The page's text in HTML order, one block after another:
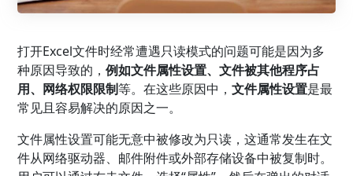
打开Excel文件时经常遭遇只读模式的问题可能是因为多
种原因导致的，例如文件属性设置、文件被其他程序占
用、网络权限限制等。在这些原因中，文件属性设置是最
常见且容易解决的原因之一。
文件属性设置可能无意中被修改为只读，这通常发生在文
件从网络驱动器、邮件附件或外部存储设备中被复制时。